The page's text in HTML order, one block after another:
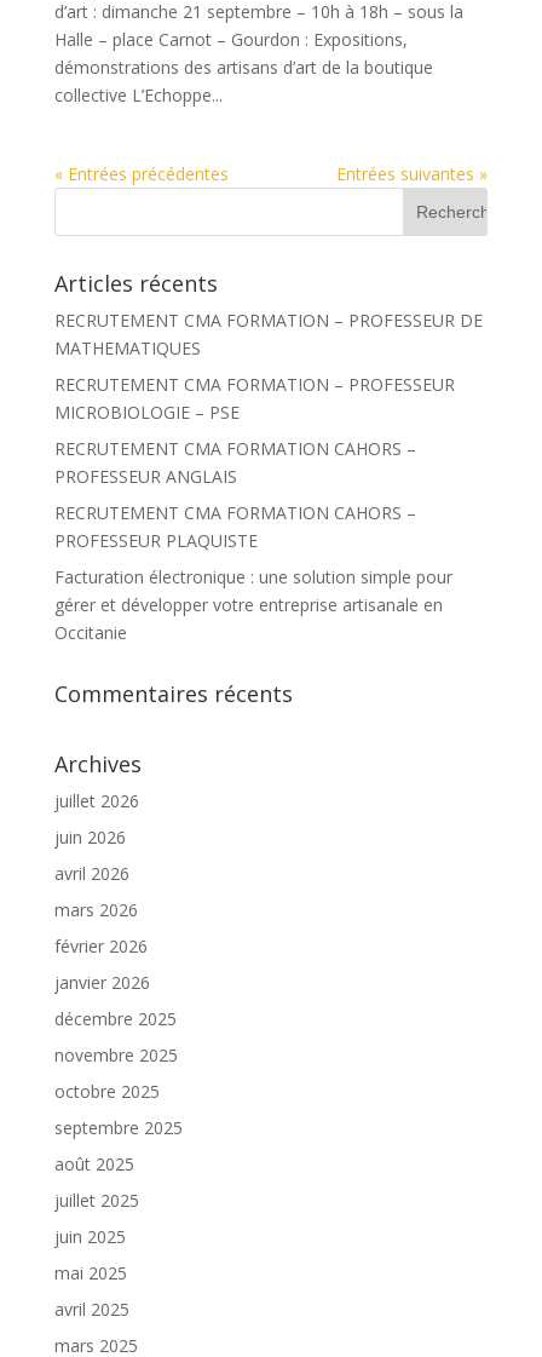
d’art : dimanche 21 septembre – 10h à 18h – sous la
Halle – place Carnot – Gourdon : Expositions,
démonstrations des artisans d’art de la boutique
collective L’Echoppe...
« Entrées précédentes Entrées suivantes »
c
e
c
h
r
:
Articles récents
RECRUTEMENT CMA FORMATION – PROFESSEUR DE
MATHEMATIQUES
RECRUTEMENT CMA FORMATION – PROFESSEUR
MICROBIOLOGIE – PSE
RECRUTEMENT CMA FORMATION CAHORS –
PROFESSEUR ANGLAIS
RECRUTEMENT CMA FORMATION CAHORS –
PROFESSEUR PLAQUISTE
Facturation électronique : une solution simple pour
gérer et développer votre entreprise artisanale en
Occitanie
Commentaires récents
Archives
juillet 2026
juin 2026
avril 2026
mars 2026
février 2026
janvier 2026
décembre 2025
novembre 2025
octobre 2025
septembre 2025
août 2025
juillet 2025
juin 2025
mai 2025
avril 2025
mars 2025